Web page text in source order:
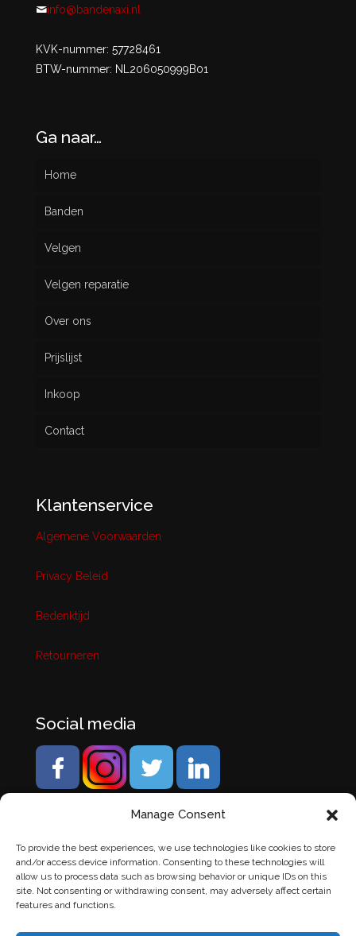
Manage Consent
To provide the best experiences, we use technologies like cookies to store
and/or access device information. Consenting to these technologies will
allow us to process data such as browsing behavior or unique IDs on this
site. Not consenting or withdrawing consent, may adversely affect certain
features and functions.
info@bandenaxi.nl
KVK-nummer: 57728461
BTW-nummer: NL206050999B01
Ga naar…
Home
Banden
Nieuw
Gebruikt
Velgen
Velgen reparatie
Over ons
Prijslijst
Inkoop
Contact
Klantenservice
Algemene Voorwaarden
Privacy Beleid
Bedenktijd
Retourneren
Social media